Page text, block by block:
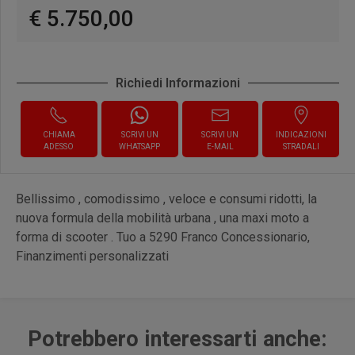
€ 5.750,00
Richiedi Informazioni
CHIAMA
ADESSO
SCRIVI UN
WHATSAPP
SCRIVI UN
E-MAIL
INDICAZIONI
STRADALI
Bellissimo , comodissimo , veloce e consumi ridotti, la
nuova formula della mobilità urbana , una maxi moto a
forma di scooter . Tuo a 5290 Franco Concessionario,
Finanzimenti personalizzati
Potrebbero interessarti anche: